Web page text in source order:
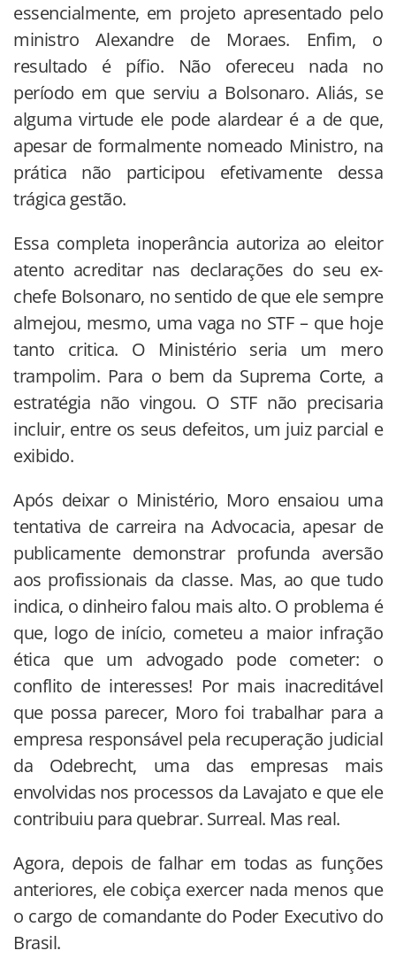
essencialmente, em projeto apresentado pelo
ministro Alexandre de Moraes. Enfim, o
resultado é pífio. Não ofereceu nada no
período em que serviu a Bolsonaro. Aliás, se
alguma virtude ele pode alardear é a de que,
apesar de formalmente nomeado Ministro, na
prática não participou efetivamente dessa
trágica gestão.
Essa completa inoperância autoriza ao eleitor
atento acreditar nas declarações do seu ex-
chefe Bolsonaro, no sentido de que ele sempre
almejou, mesmo, uma vaga no STF – que hoje
tanto critica. O Ministério seria um mero
trampolim. Para o bem da Suprema Corte, a
estratégia não vingou. O STF não precisaria
incluir, entre os seus defeitos, um juiz parcial e
exibido.
Após deixar o Ministério, Moro ensaiou uma
tentativa de carreira na Advocacia, apesar de
publicamente demonstrar profunda aversão
aos profissionais da classe. Mas, ao que tudo
indica, o dinheiro falou mais alto. O problema é
que, logo de início, cometeu a maior infração
ética que um advogado pode cometer: o
conflito de interesses! Por mais inacreditável
que possa parecer, Moro foi trabalhar para a
empresa responsável pela recuperação judicial
da Odebrecht, uma das empresas mais
envolvidas nos processos da Lavajato e que ele
contribuiu para quebrar. Surreal. Mas real.
Agora, depois de falhar em todas as funções
anteriores, ele cobiça exercer nada menos que
o cargo de comandante do Poder Executivo do
Brasil.